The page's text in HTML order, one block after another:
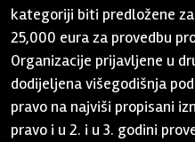
kategoriji biti predložene
25,000 eura za provedbu
Organizacije prijavljene u
dodijeljena višegodišnja
pravo na najviši propisani
pravo i u 2. i u 3. godini